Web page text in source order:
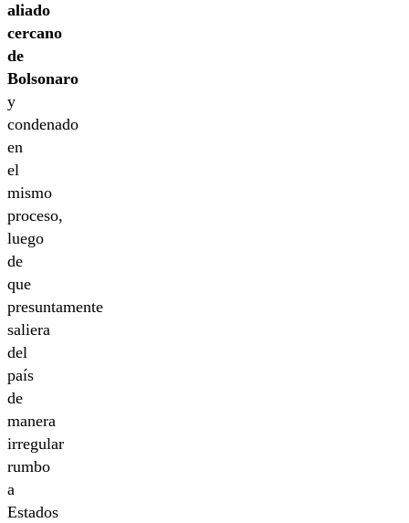
aliado
cercano
de
Bolsonaro
y
condenado
en
el
mismo
proceso,
luego
de
que
presuntamente
saliera
del
país
de
manera
irregular
rumbo
a
Estados